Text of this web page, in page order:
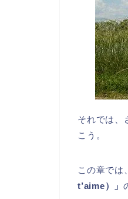
それでは、
こう。
この章では
t’aime）」